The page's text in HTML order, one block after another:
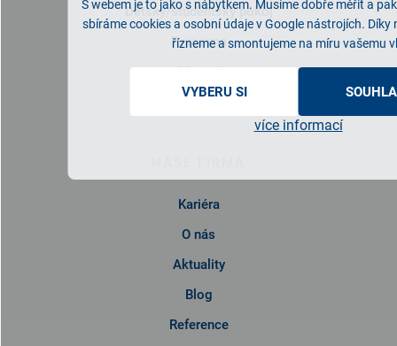
S webem je to jako s nábytkem. Musíme dobře měřit a
sbíráme cookies a osobní údaje v Google nástrojích. Díky
řízneme a smontujeme na míru vašemu
VYBERU SI
více informací
Dětský/studentský pokoj
Pracovna
Předsíň
Kuchyně
Kariéra
O nás
Aktuality
Blog
Reference